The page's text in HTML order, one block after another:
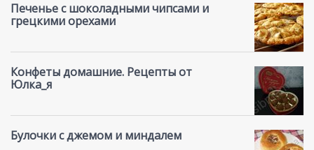
Печенье с шоколадными чипсами и
грецкими орехами
Конфеты домашние. Рецепты от
Юлка_я
Булочки с джемом и миндалем